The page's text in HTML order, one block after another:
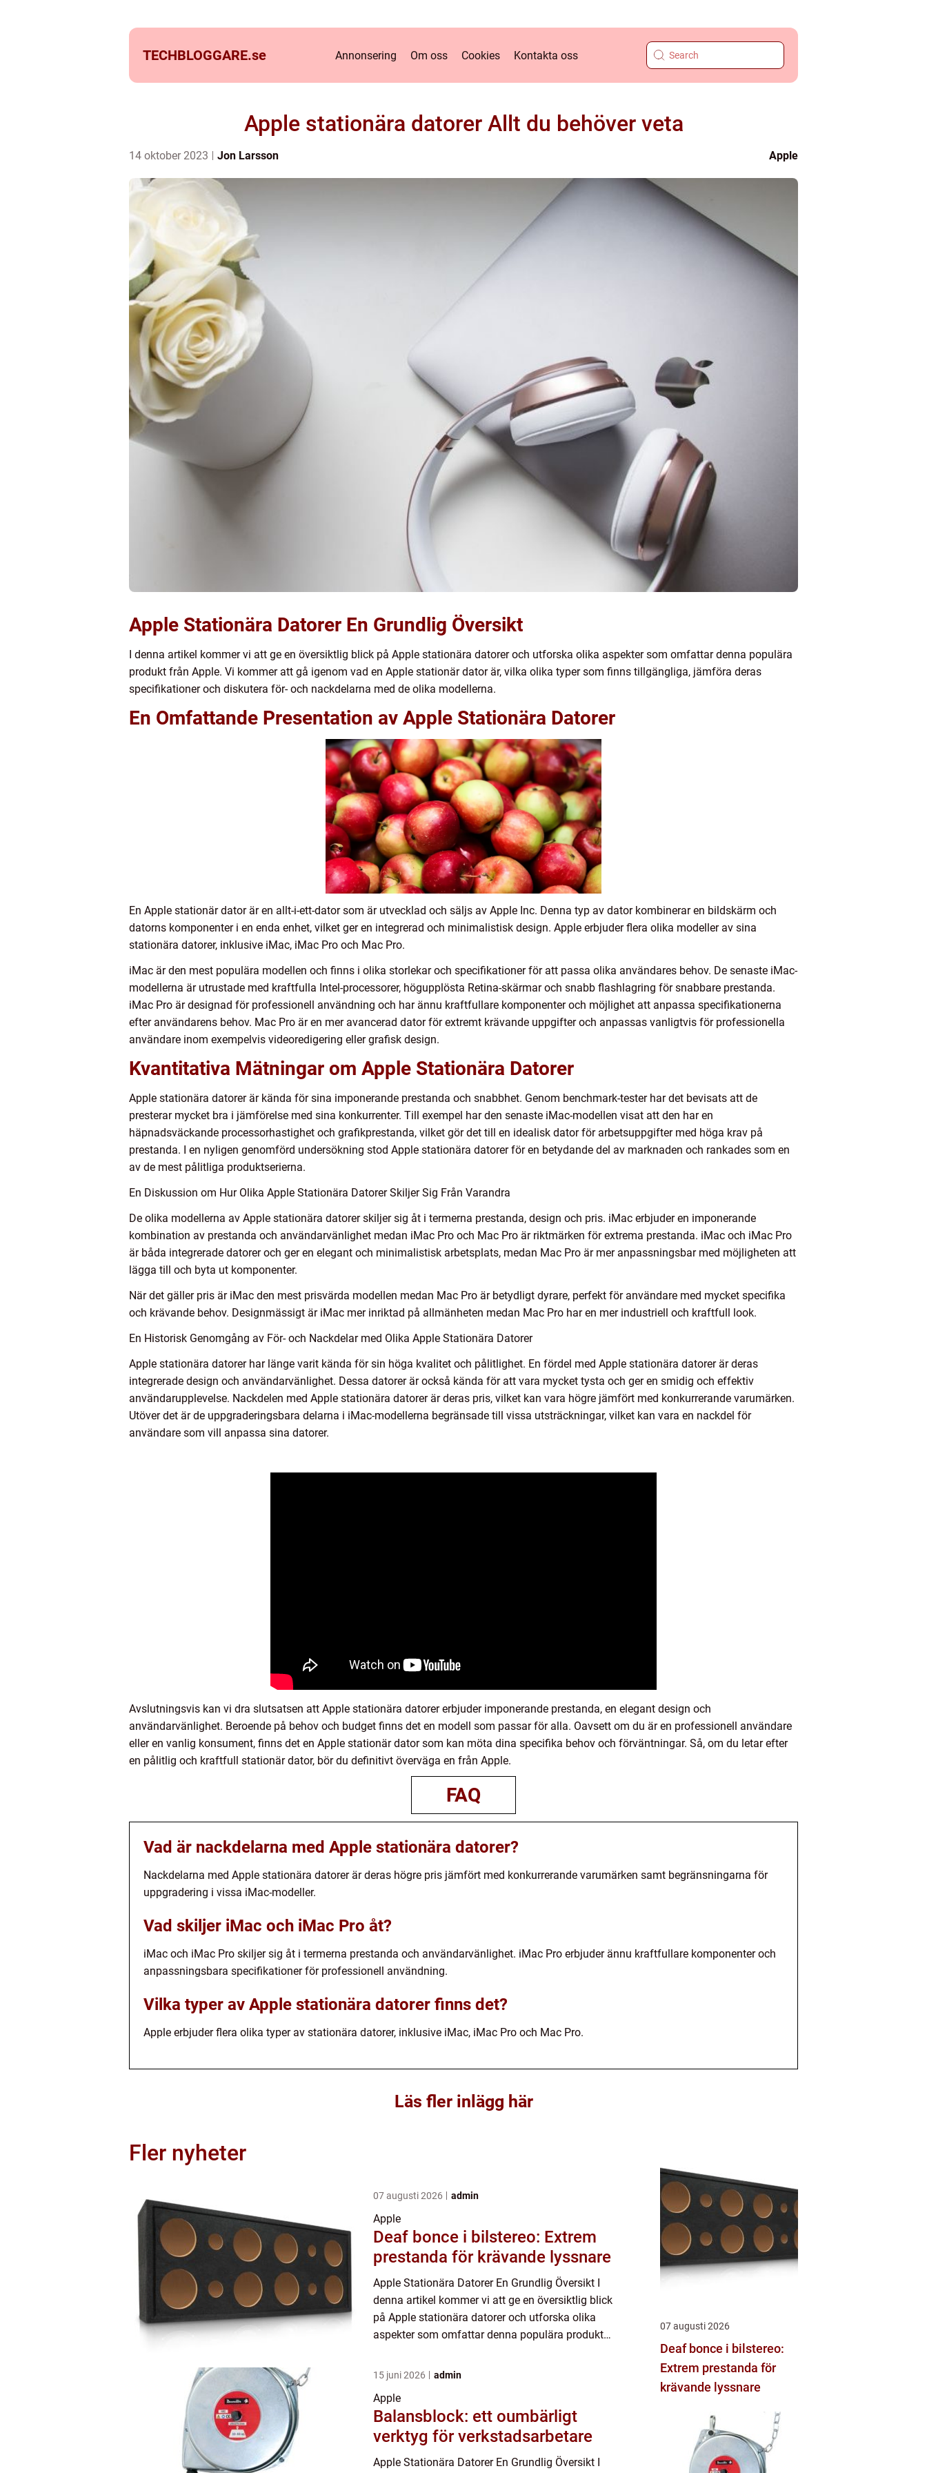
TECHBLOGGARE.se Annonsering Om oss Cookies Kontakta oss
Apple stationära datorer Allt du behöver veta
14 oktober 2023 Jon Larsson Apple
Apple Stationära Datorer En Grundlig Översikt
I denna artikel kommer vi att ge en översiktlig blick på Apple stationära datorer och utforska olika aspekter som omfattar denna populära
produkt från Apple. Vi kommer att gå igenom vad en Apple stationär dator är, vilka olika typer som finns tillgängliga, jämföra deras
specifikationer och diskutera för- och nackdelarna med de olika modellerna.
En Omfattande Presentation av Apple Stationära Datorer
En Apple stationär dator är en allt-i-ett-dator som är utvecklad och säljs av Apple Inc. Denna typ av dator kombinerar en bildskärm och
datorns komponenter i en enda enhet, vilket ger en integrerad och minimalistisk design. Apple erbjuder flera olika modeller av sina
stationära datorer, inklusive iMac, iMac Pro och Mac Pro.
iMac är den mest populära modellen och finns i olika storlekar och specifikationer för att passa olika användares behov. De senaste iMac-
modellerna är utrustade med kraftfulla Intel-processorer, högupplösta Retina-skärmar och snabb flashlagring för snabbare prestanda.
iMac Pro är designad för professionell användning och har ännu kraftfullare komponenter och möjlighet att anpassa specifikationerna
efter användarens behov. Mac Pro är en mer avancerad dator för extremt krävande uppgifter och anpassas vanligtvis för professionella
användare inom exempelvis videoredigering eller grafisk design.
Kvantitativa Mätningar om Apple Stationära Datorer
Apple stationära datorer är kända för sina imponerande prestanda och snabbhet. Genom benchmark-tester har det bevisats att de
presterar mycket bra i jämförelse med sina konkurrenter. Till exempel har den senaste iMac-modellen visat att den har en
häpnadsväckande processorhastighet och grafikprestanda, vilket gör det till en idealisk dator för arbetsuppgifter med höga krav på
prestanda. I en nyligen genomförd undersökning stod Apple stationära datorer för en betydande del av marknaden och rankades som en
av de mest pålitliga produktserierna.
En Diskussion om Hur Olika Apple Stationära Datorer Skiljer Sig Från Varandra
De olika modellerna av Apple stationära datorer skiljer sig åt i termerna prestanda, design och pris. iMac erbjuder en imponerande
kombination av prestanda och användarvänlighet medan iMac Pro och Mac Pro är riktmärken för extrema prestanda. iMac och iMac Pro
är båda integrerade datorer och ger en elegant och minimalistisk arbetsplats, medan Mac Pro är mer anpassningsbar med möjligheten att
lägga till och byta ut komponenter.
När det gäller pris är iMac den mest prisvärda modellen medan Mac Pro är betydligt dyrare, perfekt för användare med mycket specifika
och krävande behov. Designmässigt är iMac mer inriktad på allmänheten medan Mac Pro har en mer industriell och kraftfull look.
En Historisk Genomgång av För- och Nackdelar med Olika Apple Stationära Datorer
Apple stationära datorer har länge varit kända för sin höga kvalitet och pålitlighet. En fördel med Apple stationära datorer är deras
integrerade design och användarvänlighet. Dessa datorer är också kända för att vara mycket tysta och ger en smidig och effektiv
användarupplevelse. Nackdelen med Apple stationära datorer är deras pris, vilket kan vara högre jämfört med konkurrerande varumärken.
Utöver det är de uppgraderingsbara delarna i iMac-modellerna begränsade till vissa utsträckningar, vilket kan vara en nackdel för
användare som vill anpassa sina datorer.
Avslutningsvis kan vi dra slutsatsen att Apple stationära datorer erbjuder imponerande prestanda, en elegant design och
användarvänlighet. Beroende på behov och budget finns det en modell som passar för alla. Oavsett om du är en professionell användare
eller en vanlig konsument, finns det en Apple stationär dator som kan möta dina specifika behov och förväntningar. Så, om du letar efter
en pålitlig och kraftfull stationär dator, bör du definitivt överväga en från Apple.
FAQ
Vad är nackdelarna med Apple stationära datorer?
Nackdelarna med Apple stationära datorer är deras högre pris jämfört med konkurrerande varumärken samt begränsningarna för
uppgradering i vissa iMac-modeller.
Vad skiljer iMac och iMac Pro åt?
iMac och iMac Pro skiljer sig åt i termerna prestanda och användarvänlighet. iMac Pro erbjuder ännu kraftfullare komponenter och
anpassningsbara specifikationer för professionell användning.
Vilka typer av Apple stationära datorer finns det?
Apple erbjuder flera olika typer av stationära datorer, inklusive iMac, iMac Pro och Mac Pro.
Läs fler inlägg här
Fler nyheter
07 augusti 2026 admin
Apple
Deaf bonce i bilstereo: Extrem
prestanda för krävande lyssnare
Apple Stationära Datorer En Grundlig Översikt I
denna artikel kommer vi att ge en översiktlig blick
på Apple stationära datorer och utforska olika
aspekter som omfattar denna populära produkt
stationär...
15 juni 2026 admin
Apple
Balansblock: ett oumbärligt
verktyg för verkstadsarbetare
Apple Stationära Datorer En Grundlig Översikt I
07 augusti 2026
Deaf bonce i bilstereo:
Extrem prestanda för
krävande lyssnare